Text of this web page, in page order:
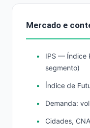
Mercado e
IPS — Índice
segmento)
Índice de
Demanda:
Cidades,